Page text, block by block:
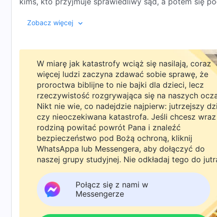
ciemności? Czy ty sam nie wiesz najlepiej, czy twój
postępowanie i twoje serce? Jak wiele się dla Mnie
nie wiesz najlepiej, jak się wobec Mnie
otrzymasz!
Zaprawdę, powiadam ci: Ja tylko stworzyłem
szatana; nie sprawiłem też celowo, byście się
związku z tym karać. Czyż wszystkie te
zbyt nieustępliwe, a wasze postępowanie aż nazbyt
zdecydować o wyniku, jaki otrzymacie? Czyż w
wasz wynik?
Podbijam ludzi po to, aby ich zdemaskować i
sprawić, że będziesz czynił zło, ani żeby z
nadejdzie czas, całe twoje ogromne cierpienie,
będzie skutkiem twoich grzechów? Czy zatem
najlepszego sądu nad tobą? Czy nie jest to
Zobacz więcej
W miarę jak katastrofy wciąż się nasilają, coraz
więcej ludzi zaczyna zdawać sobie sprawę, że
proroctwa biblijne to nie bajki dla dzieci, lecz
rzeczywistość rozgrywająca się na naszych
Nikt nie wie, co nadejdzie najpierw: jutrzejszy
czy nieoczekiwana katastrofa. Jeśli chcesz
rodziną powitać powrót Pana i znaleźć
bezpieczeństwo pod Bożą ochroną, kliknij
WhatsAppa lub Messengera, aby dołączyć do
naszej grupy studyjnej. Nie odkładaj tego do
Połącz się z nami w
Messengerze